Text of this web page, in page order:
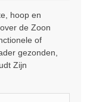
hoop en
de Zoon
of
gezonden,
Zijn